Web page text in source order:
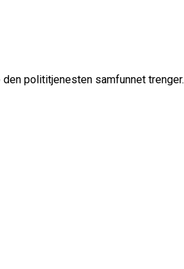
polititjenesten samfunnet trenger.